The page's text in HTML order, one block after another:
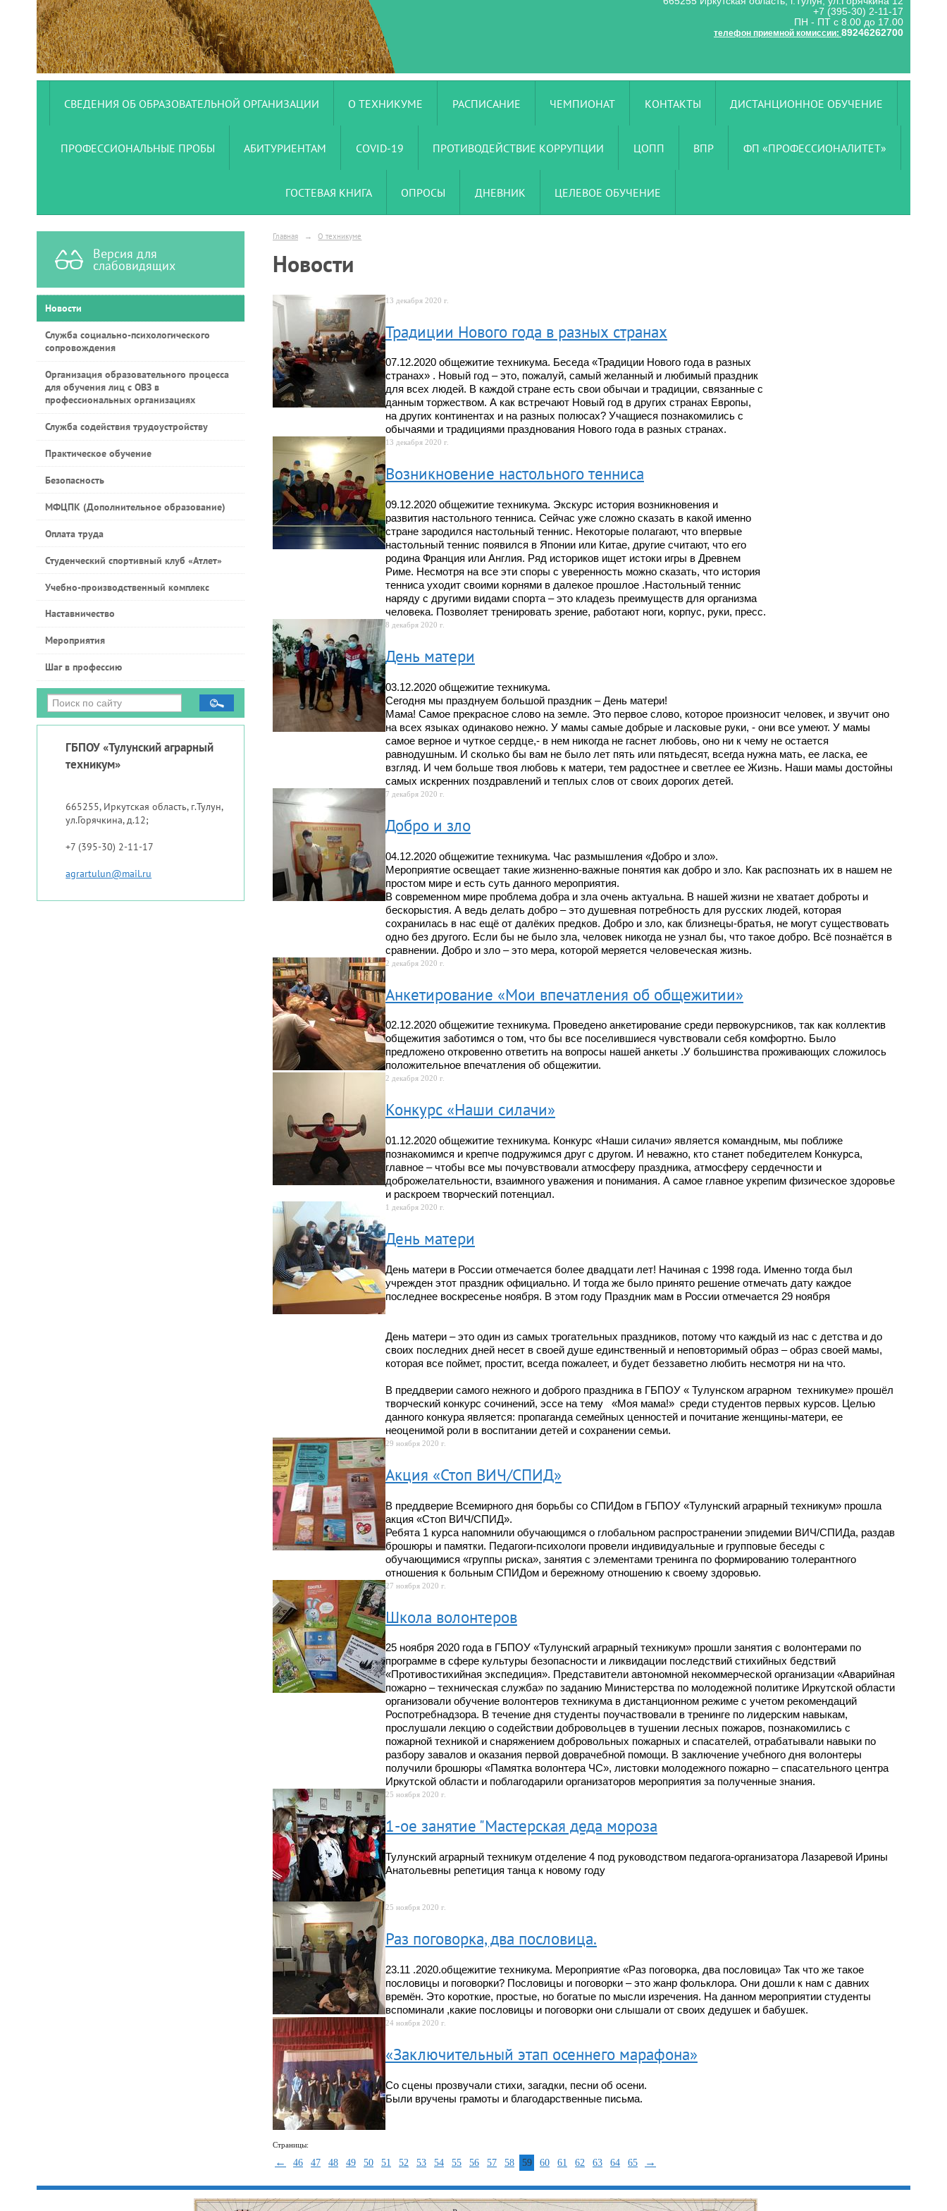
+7 (395-30) 2-11-17
ПН - ПТ с 8.00 до 17.00
телефон приемной комиссии: 89246262700
СВЕДЕНИЯ ОБ ОБРАЗОВАТЕЛЬНОЙ ОРГАНИЗАЦИИ О ТЕХНИКУМЕ РАСПИСАНИЕ ЧЕМПИОНАТ КОНТАКТЫ ДИСТАНЦИОННОЕ ОБУЧЕНИЕ
ПРОФЕССИОНАЛЬНЫЕ ПРОБЫ АБИТУРИЕНТАМ COVID-19 ПРОТИВОДЕЙСТВИЕ КОРРУПЦИИ ЦОПП ВПР ФП «ПРОФЕССИОНАЛИТЕТ»
ГОСТЕВАЯ КНИГА ОПРОСЫ ДНЕВНИК ЦЕЛЕВОЕ ОБУЧЕНИЕ
Версия для
слабовидящих
Новости
Служба социально-психологического
сопровождения
Организация образовательного процесса
для обучения лиц с ОВЗ в
профессиональных организациях
Служба содействия трудоустройству
Практическое обучение
Безопасность
МФЦПК (Дополнительное образование)
Оплата труда
Студенческий спортивный клуб «Атлет»
Учебно-производственный комплекс
Наставничество
Мероприятия
Шаг в профессию
ГБПОУ «Тулунский аграрный
техникум»
665255, Иркутская область, г.Тулун,
ул.Горячкина, д.12;
+7 (395-30) 2-11-17
agrartulun@mail.ru
Главная → О техникуме
Новости
13 декабря 2020 г.
Традиции Нового года в разных странах
07.12.2020 общежитие техникума. Беседа «Традиции Нового года в разных
странах» . Новый год – это, пожалуй, самый желанный и любимый праздник
для всех людей. В каждой стране есть свои обычаи и традиции, связанные с
данным торжеством. А как встречают Новый год в других странах Европы,
на других континентах и на разных полюсах? Учащиеся познакомились с
обычаями и традициями празднования Нового года в разных странах.
13 декабря 2020 г.
Возникновение настольного тенниса
09.12.2020 общежитие техникума. Экскурс история возникновения и
развития настольного тенниса. Сейчас уже сложно сказать в какой именно
стране зародился настольный теннис. Некоторые полагают, что впервые
настольный теннис появился в Японии или Китае, другие считают, что его
родина Франция или Англия. Ряд историков ищет истоки игры в Древнем
Риме. Несмотря на все эти споры с уверенность можно сказать, что история
тенниса уходит своими корнями в далекое прошлое .Настольный теннис
наряду с другими видами спорта – это кладезь преимуществ для организма
человека. Позволяет тренировать зрение, работают ноги, корпус, руки, пресс.
8 декабря 2020 г.
День матери
03.12.2020 общежитие техникума.
Сегодня мы празднуем большой праздник – День матери!
Мама! Самое прекрасное слово на земле. Это первое слово, которое произносит человек, и звучит оно
на всех языках одинаково нежно. У мамы самые добрые и ласковые руки, - они все умеют. У мамы
самое верное и чуткое сердце,- в нем никогда не гаснет любовь, оно ни к чему не остается
равнодушным. И сколько бы вам не было лет пять или пятьдесят, всегда нужна мать, ее ласка, ее
взгляд. И чем больше твоя любовь к матери, тем радостнее и светлее ее Жизнь. Наши мамы достойны
самых искренних поздравлений и теплых слов от своих дорогих детей.
7 декабря 2020 г.
Добро и зло
04.12.2020 общежитие техникума. Час размышления «Добро и зло».
Мероприятие освещает такие жизненно-важные понятия как добро и зло. Как распознать их в нашем не
простом мире и есть суть данного мероприятия.
В современном мире проблема добра и зла очень актуальна. В нашей жизни не хватает доброты и
бескорыстия. А ведь делать добро – это душевная потребность для русских людей, которая
сохранилась в нас ещё от далёких предков. Добро и зло, как близнецы-братья, не могут существовать
одно без другого. Если бы не было зла, человек никогда не узнал бы, что такое добро. Всё познаётся в
сравнении. Добро и зло – это мера, которой меряется человеческая жизнь.
2 декабря 2020 г.
Анкетирование «Мои впечатления об общежитии»
02.12.2020 общежитие техникума. Проведено анкетирование среди первокурсников, так как коллектив
общежития заботимся о том, что бы все поселившиеся чувствовали себя комфортно. Было
предложено откровенно ответить на вопросы нашей анкеты .У большинства проживающих сложилось
положительное впечатления об общежитии.
2 декабря 2020 г.
Конкурс «Наши силачи»
01.12.2020 общежитие техникума. Конкурс «Наши силачи» является командным, мы поближе
познакомимся и крепче подружимся друг с другом. И неважно, кто станет победителем Конкурса,
главное – чтобы все мы почувствовали атмосферу праздника, атмосферу сердечности и
доброжелательности, взаимного уважения и понимания. А самое главное укрепим физическое здоровье
и раскроем творческий потенциал.
1 декабря 2020 г.
День матери
День матери в России отмечается более двадцати лет! Начиная с 1998 года. Именно тогда был
учрежден этот праздник официально. И тогда же было принято решение отмечать дату каждое
последнее воскресенье ноября. В этом году Праздник мам в России отмечается 29 ноября
День матери – это один из самых трогательных праздников, потому что каждый из нас с детства и до
своих последних дней несет в своей душе единственный и неповторимый образ – образ своей мамы,
которая все поймет, простит, всегда пожалеет, и будет беззаветно любить несмотря ни на что.
В преддверии самого нежного и доброго праздника в ГБПОУ « Тулунском аграрном техникуме» прошёл
творческий конкурс сочинений, эссе на тему «Моя мама!» среди студентов первых курсов. Целью
данного конкура является: пропаганда семейных ценностей и почитание женщины-матери, ее
неоценимой роли в воспитании детей и сохранении семьи.
29 ноября 2020 г.
Акция «Стоп ВИЧ/СПИД»
В преддверие Всемирного дня борьбы со СПИДом в ГБПОУ «Тулунский аграрный техникум» прошла
акция «Стоп ВИЧ/СПИД».
Ребята 1 курса напомнили обучающимся о глобальном распространении эпидемии ВИЧ/СПИДа, раздав
брошюры и памятки. Педагоги-психологи провели индивидуальные и групповые беседы с
обучающимися «группы риска», занятия с элементами тренинга по формированию толерантного
отношения к больным СПИДом и бережному отношению к своему здоровью.
27 ноября 2020 г.
Школа волонтеров
25 ноября 2020 года в ГБПОУ «Тулунский аграрный техникум» прошли занятия с волонтерами по
программе в сфере культуры безопасности и ликвидации последствий стихийных бедствий
«Противостихийная экспедиция». Представители автономной некоммерческой организации «Аварийная
пожарно – техническая служба» по заданию Министерства по молодежной политике Иркутской области
организовали обучение волонтеров техникума в дистанционном режиме с учетом рекомендаций
Роспотребнадзора. В течение дня студенты поучаствовали в тренинге по лидерским навыкам,
прослушали лекцию о содействии добровольцев в тушении лесных пожаров, познакомились с
пожарной техникой и снаряжением добровольных пожарных и спасателей, отрабатывали навыки по
разбору завалов и оказания первой доврачебной помощи. В заключение учебного дня волонтеры
получили брошюры «Памятка волонтера ЧС», листовки молодежного пожарно – спасательного центра
Иркутской области и поблагодарили организаторов мероприятия за полученные знания.
25 ноября 2020 г.
1-ое занятие "Мастерская деда мороза
Тулунский аграрный техникум отделение 4 под руководством педагога-организатора Лазаревой Ирины
Анатольевны репетиция танца к новому году
25 ноября 2020 г.
Раз поговорка, два пословица.
23.11 .2020.общежитие техникума. Мероприятие «Раз поговорка, два пословица» Так что же такое
пословицы и поговорки? Пословицы и поговорки – это жанр фольклора. Они дошли к нам с давних
времён. Это короткие, простые, но богатые по мысли изречения. На данном мероприятии студенты
вспоминали ,какие пословицы и поговорки они слышали от своих дедушек и бабушек.
24 ноября 2020 г.
«Заключительный этап осеннего марафона»
Со сцены прозвучали стихи, загадки, песни об осени.
Были вручены грамоты и благодарственные письма.
Страницы:
← 46 47 48 49 50 51 52 53 54 55 56 57 58 59 60 61 62 63 64 65 →